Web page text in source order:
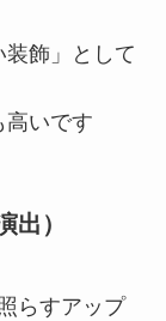
飾」として
高いです
）
らすアップ